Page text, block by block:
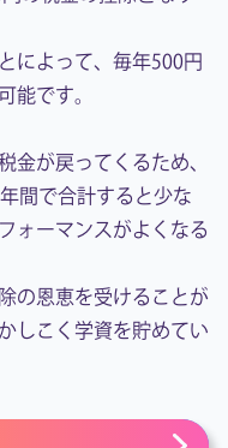
によって、毎年500円
能です。
金が戻ってくるため、
間で合計すると少な
ォーマンスがよくなる
の恩恵を受けることが
しこく学資を貯めてい